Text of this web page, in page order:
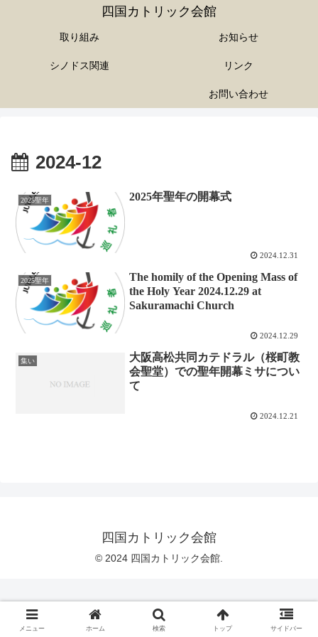
四国カトリック会館
取り組み お知らせ
シノドス関連 リンク
お問い合わせ
2024-12
2025聖年 2025年聖年の開幕式
2024.12.31
2025聖年
The homily of the Opening Mass of
the Holy Year 2024.12.29 at
Sakuramachi Church
2024.12.29
集い
大阪高松共同カテドラル（桜町教
会聖堂）での聖年開幕ミサについ
て
2024.12.21
四国カトリック会館
© 2024 四国カトリック会館.
メニュー ホーム 検索 トップ サイドバー